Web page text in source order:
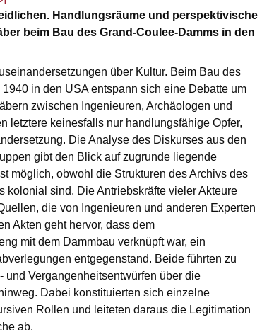
Handlungsräume und perspektivische
beim Bau des Grand-Coulee-Damms in den
über Kultur. Beim Bau des
in den USA entspann sich eine Debatte um
zwischen Ingenieuren, Archäologen und
letztere keinesfalls nur handlungsfähige Opfer,
Die Analyse des Diskurses aus den
gibt den Blick auf zugrunde liegende
möglich, obwohl die Strukturen des Archivs des
kolonial sind. Die Antriebskräfte vieler Akteure
die von Ingenieuren und anderen Experten
Akten geht hervor, dass dem
mit dem Dammbau verknüpft war, ein
entgegenstand. Beide führten zu
und Vergangenheitsentwürfen über die
Dabei konstituierten sich einzelne
Rollen und leiteten daraus die Legitimation
ab.